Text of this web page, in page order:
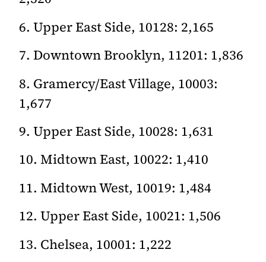
6. Upper East Side, 10128: 2,165
7. Downtown Brooklyn, 11201: 1,836
8. Gramercy/East Village, 10003:
1,677
9. Upper East Side, 10028: 1,631
10. Midtown East, 10022: 1,410
11. Midtown West, 10019: 1,484
12. Upper East Side, 10021: 1,506
13. Chelsea, 10001: 1,222